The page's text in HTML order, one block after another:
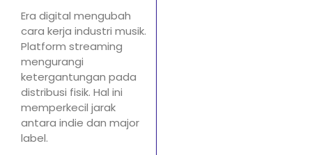
Era digital mengubah
cara kerja industri musik.
Platform streaming
mengurangi
ketergantungan pada
distribusi fisik. Hal ini
memperkecil jarak
antara indie dan major
label.